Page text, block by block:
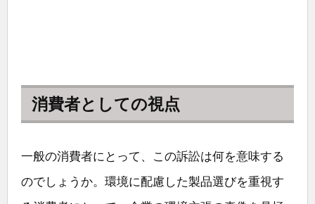
消費者としての視点
一般の消費者にとって、この訴訟は何を意味する
のでしょうか。環境に配慮した製品選びを重視す